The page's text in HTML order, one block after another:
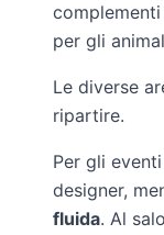
per gli
Le diverse
ripartire.
Per gli
designer,
fluida. Al